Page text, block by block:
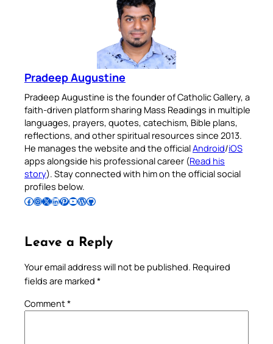
Pradeep Augustine
Pradeep Augustine is the founder of Catholic Gallery, a
faith-driven platform sharing Mass Readings in multiple
languages, prayers, quotes, catechism, Bible plans,
reflections, and other spiritual resources since 2013.
He manages the website and the officialAndroid/iOS
apps alongside his professional career (Read his
story). Stay connected with him on the official social
profiles below.
Follow Pradeep on Facebook Follow Pradeep on InstagramFollow Pradeep on X Follow Pradeep on LinkedIn Follow Pradeep on Pinterest Subscribe to Pradeep’s Youtube Channel Follow Pradeep on WordPress Follow Pradeep on GitHub
Leave a Reply
Your email address will not be published. Required
fields are marked *
Comment*